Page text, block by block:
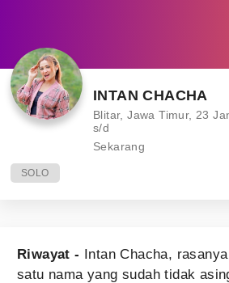
INTAN CHACHA
Blitar, Jawa Timur, 23
s/d
Sekarang
SOLO
Riwayat - Intan Chacha,
satu nama yang sudah tidak